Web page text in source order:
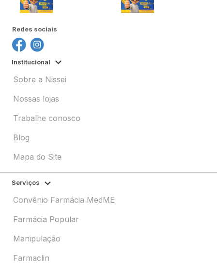
Redes sociais
Institucional
Sobre a Nissei
Nossas lojas
Trabalhe conosco
Blog
Mapa do Site
Serviços
Convênio Farmácia MedME
Farmácia Popular
Manipulação
Farmaclin